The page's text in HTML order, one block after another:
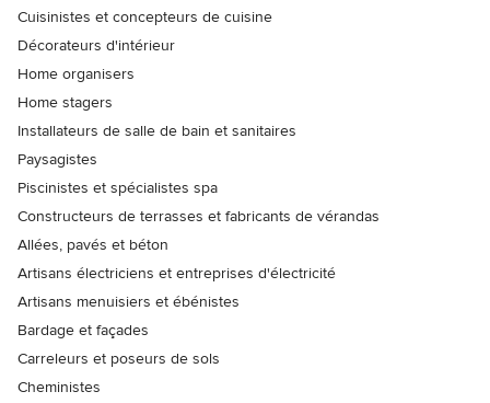
Cuisinistes et concepteurs de cuisine
Décorateurs d'intérieur
Home organisers
Home stagers
Installateurs de salle de bain et sanitaires
Paysagistes
Piscinistes et spécialistes spa
Constructeurs de terrasses et fabricants de vérandas
Allées, pavés et béton
Artisans électriciens et entreprises d'électricité
Artisans menuisiers et ébénistes
Bardage et façades
Carreleurs et poseurs de sols
Cheministes